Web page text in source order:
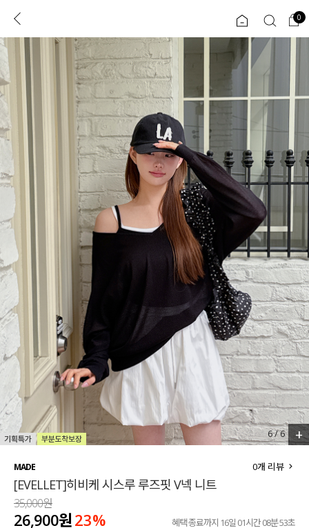
로그인 0
ENG
콘텐츠 리뷰 & 혜택 플러스핏 회원혜택
CATEGORY COMMUNITY
도착보장⚡
인플루언서 pick!
신상 5%
베스트
MADE
세트할인 ~30%
하객룩
살안타템
110사이즈
티셔츠
팬츠
ALL
익스클루시브
아우터
티셔츠
니트
블라우스
원피스
팬츠
스커트
언더웨어
ACC
0
1/6 +
MADE
[EVELLET]히비케 시스루 루즈핏 V넥 니트
0개 리뷰
35,000원
26,900원23% 혜택 종료까지 16일 01시간 08분 53초